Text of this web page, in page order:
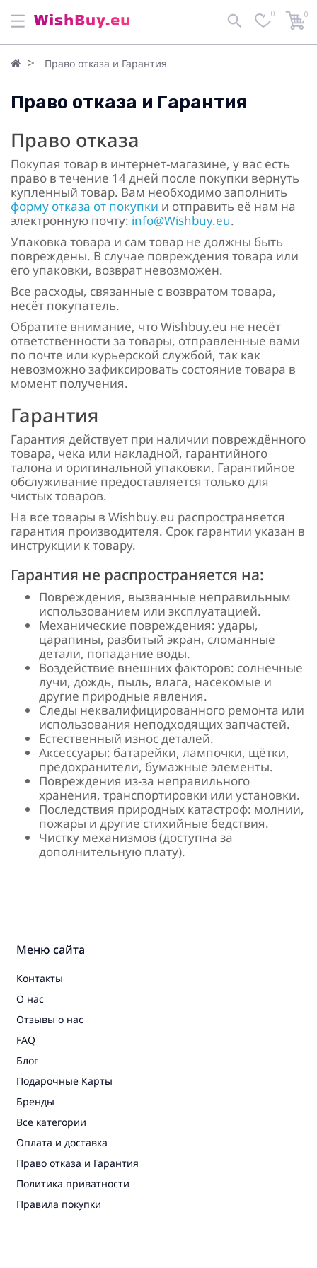
0 0
Право отказа и Гарантия
Право отказа и Гарантия
Право отказа
Покупая товар в интернет-магазине, у вас есть
право в течение 14 дней после покупки вернуть
купленный товар. Вам необходимо заполнить
форму отказа от покупки и отправить её нам на
электронную почту: info@Wishbuy.eu.
Упаковка товара и сам товар не должны быть
повреждены. В случае повреждения товара или
его упаковки, возврат невозможен.
Все расходы, связанные с возвратом товара,
несёт покупатель.
Обратите внимание, что Wishbuy.eu не несёт
ответственности за товары, отправленные вами
по почте или курьерской службой, так как
невозможно зафиксировать состояние товара в
момент получения.
Гарантия
Гарантия действует при наличии повреждённого
товара, чека или накладной, гарантийного
талона и оригинальной упаковки. Гарантийное
обслуживание предоставляется только для
чистых товаров.
На все товары в Wishbuy.eu распространяется
гарантия производителя. Срок гарантии указан в
инструкции к товару.
Гарантия не распространяется на:
Повреждения, вызванные неправильным
использованием или эксплуатацией.
Механические повреждения: удары,
царапины, разбитый экран, сломанные
детали, попадание воды.
Воздействие внешних факторов: солнечные
лучи, дождь, пыль, влага, насекомые и
другие природные явления.
Следы неквалифицированного ремонта или
использования неподходящих запчастей.
Естественный износ деталей.
Аксессуары: батарейки, лампочки, щётки,
предохранители, бумажные элементы.
Повреждения из-за неправильного
хранения, транспортировки или установки.
Последствия природных катастроф: молнии,
пожары и другие стихийные бедствия.
Чистку механизмов (доступна за
дополнительную плату).
Меню сайта
Контакты
О нас
Отзывы о нас
FAQ
Блог
Подарочные Карты
Бренды
Все категории
Оплата и доставка
Право отказа и Гарантия
Политика приватности
Правила покупки